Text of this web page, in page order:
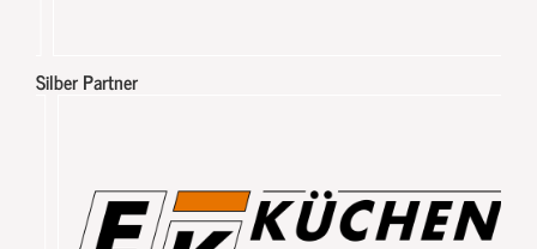
Silber Partner